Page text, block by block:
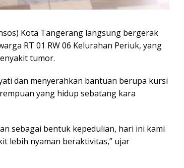
Kota Tangerang langsung bergerak
RT 01 RW 06 Kelurahan Periuk, yang
tumor.
dan menyerahkan bantuan berupa kursi
yang hidup sebatang kara
sebagai bentuk kepedulian, hari ini kami
lebih nyaman beraktivitas,” ujar